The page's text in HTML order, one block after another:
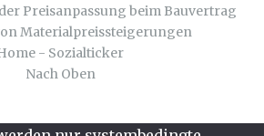
Preisanpassung beim Bauvertrag
Materialpreissteigerungen
- Sozialticker
Nach Oben